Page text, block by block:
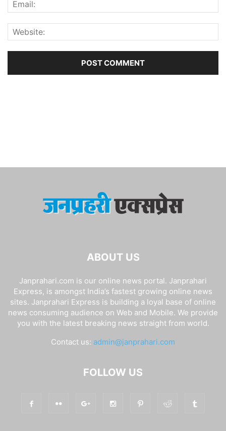
ABOUT US
Janprahari.com is our online news portal. Janprahari
Express, is amongst India’s fastest growing online news
sites. Janprahari Express is building a loyal base of online
news consuming audience on Web and Mobile. We provide
you with the latest breaking news straight from world.
Contact us: admin@janprahari.com
FOLLOW US